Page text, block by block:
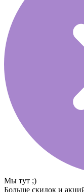
Мы тут ;)
Больше скидок и